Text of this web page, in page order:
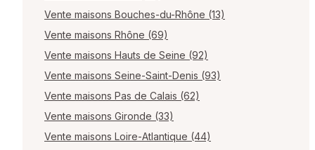
Vente maisons Bouches-du-Rhône (13)
Vente maisons Rhône (69)
Vente maisons Hauts de Seine (92)
Vente maisons Seine-Saint-Denis (93)
Vente maisons Pas de Calais (62)
Vente maisons Gironde (33)
Vente maisons Loire-Atlantique (44)